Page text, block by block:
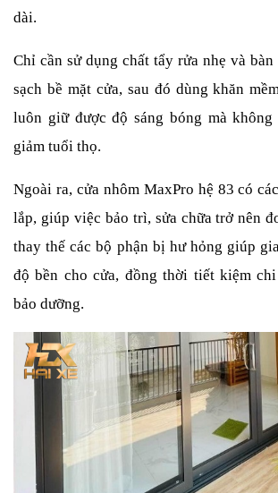
dài.
Chỉ cần sử dụng chất tẩy rửa nhẹ và bàn
sạch bề mặt cửa, sau đó dùng khăn
luôn giữ được độ sáng bóng mà
giảm tuổi thọ.
Ngoài ra, cửa nhôm MaxPro hệ 83 có
lắp, giúp việc bảo trì, sửa chữa trở nên
thay thế các bộ phận bị hư hỏng giúp
độ bền cho cửa, đồng thời tiết kiệm
bảo dưỡng.